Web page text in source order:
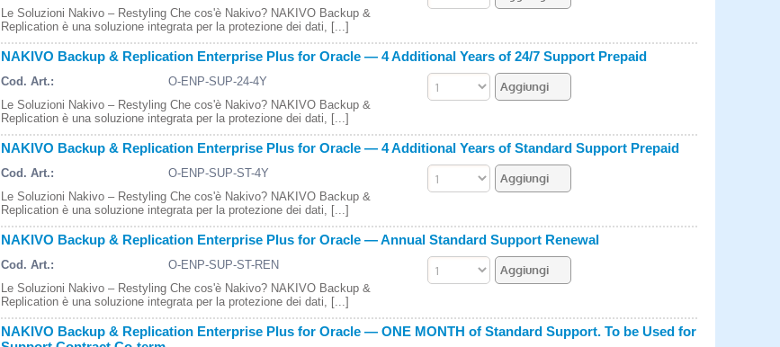
Le Soluzioni Nakivo – Restyling Che cos'è Nakivo? NAKIVO Backup &
Replication è una soluzione integrata per la protezione dei dati, [...]
NAKIVO Backup & Replication Enterprise Plus for Oracle — 4 Additional Years of 24/7 Support Prepaid
Cod. Art.:
O-ENP-SUP-24-4Y
Le Soluzioni Nakivo – Restyling Che cos'è Nakivo? NAKIVO Backup &
Replication è una soluzione integrata per la protezione dei dati, [...]
NAKIVO Backup & Replication Enterprise Plus for Oracle — 4 Additional Years of Standard Support Prepaid
Cod. Art.:
O-ENP-SUP-ST-4Y
Le Soluzioni Nakivo – Restyling Che cos'è Nakivo? NAKIVO Backup &
Replication è una soluzione integrata per la protezione dei dati, [...]
NAKIVO Backup & Replication Enterprise Plus for Oracle — Annual Standard Support Renewal
Cod. Art.:
O-ENP-SUP-ST-REN
Le Soluzioni Nakivo – Restyling Che cos'è Nakivo? NAKIVO Backup &
Replication è una soluzione integrata per la protezione dei dati, [...]
NAKIVO Backup & Replication Enterprise Plus for Oracle — ONE MONTH of Standard Support. To be Used for